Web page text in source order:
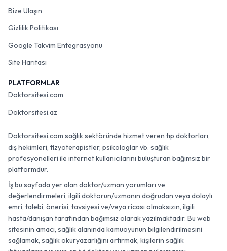
Bize Ulaşın
Gizlilik Politikası
Google Takvim Entegrasyonu
Site Haritası
PLATFORMLAR
Doktorsitesi.com
Doktorsitesi.az
Doktorsitesi.com sağlık sektöründe hizmet veren tıp doktorları,
diş hekimleri, fizyoterapistler, psikologlar vb. sağlık
profesyonelleri ile internet kullanıcılarını buluşturan bağımsız bir
platformdur.
İş bu sayfada yer alan doktor/uzman yorumları ve
değerlendirmeleri, ilgili doktorun/uzmanın doğrudan veya dolaylı
emri, talebi, önerisi, tavsiyesi ve/veya ricası olmaksızın, ilgili
hasta/danışan tarafından bağımsız olarak yazılmaktadır. Bu web
sitesinin amacı, sağlık alanında kamuoyunun bilgilendirilmesini
sağlamak, sağlık okuryazarlığını artırmak, kişilerin sağlık